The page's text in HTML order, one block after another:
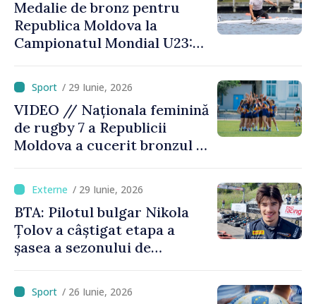
Medalie de bronz pentru
Republica Moldova la
Campionatul Mondial U23:
urcat pe podium
/ 29 Iunie, 2026
VIDEO // Naționala feminină
de rugby 7 a Republicii
Moldova a cucerit bronzul la
Divizia Trophy
/ 29 Iunie, 2026
BTA: Pilotul bulgar Nikola
Țolov a câștigat etapa a
șasea a sezonului de
/ 26 Iunie, 2026